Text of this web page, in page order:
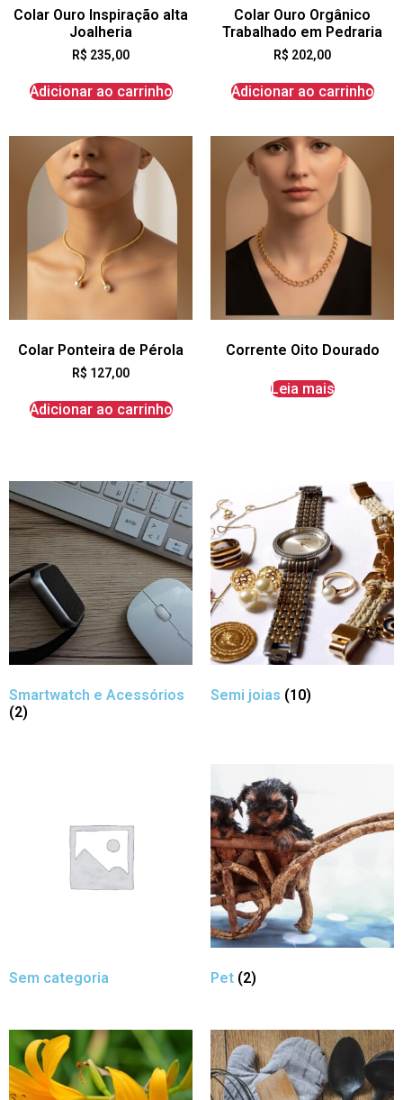
Colar Ouro Inspiração alta
Joalheria
R$ 235,00
Adicionar ao carrinho
Colar Ouro Orgânico
Trabalhado em Pedraria
R$ 202,00
Adicionar ao carrinho
Colar Ponteira de Pérola
R$ 127,00
Adicionar ao carrinho
Corrente Oito Dourado
Leia mais
Smartwatch e Acessórios
(2)
Semi joias (10)
Sem categoria Pet (2)